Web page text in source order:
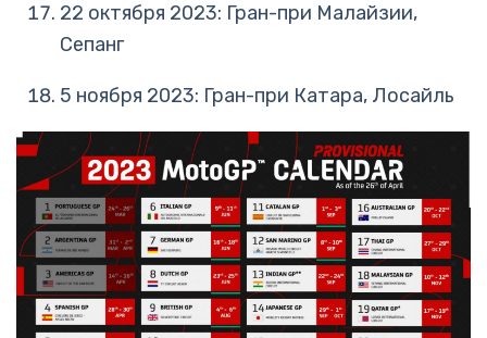
22 октября 2023: Гран-при Малайзии,
Сепанг
5 ноября 2023: Гран-при Катара, Лосайль